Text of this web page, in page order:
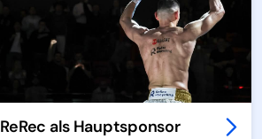
ReRec als Hauptsponsor